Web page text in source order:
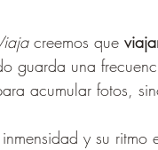
creemos que
guarda una
acumular fotos,
y su ritmo